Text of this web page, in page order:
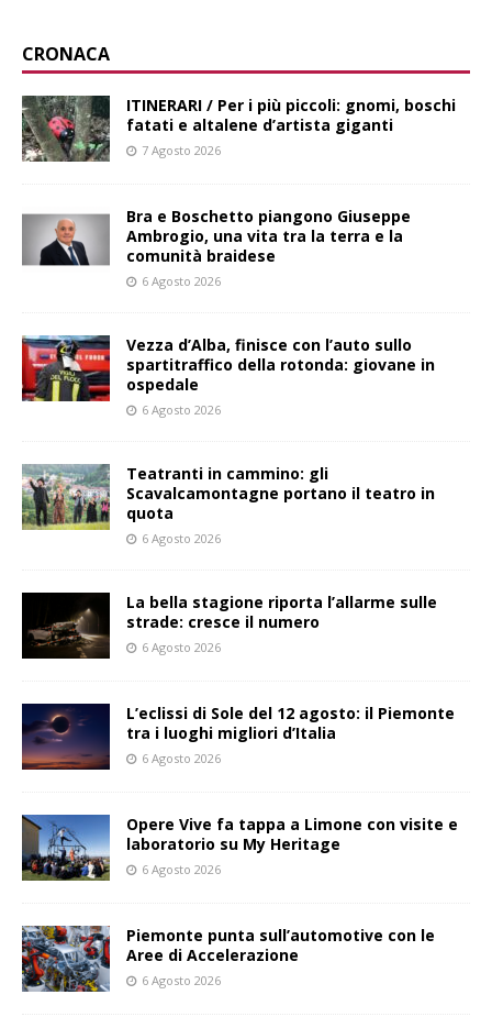
CRONACA
ITINERARI / Per i più piccoli: gnomi, boschi
fatati e altalene d’artista giganti
7 Agosto 2026
Bra e Boschetto piangono Giuseppe
Ambrogio, una vita tra la terra e la
comunità braidese
6 Agosto 2026
Vezza d’Alba, finisce con l’auto sullo
spartitraffico della rotonda: giovane in
ospedale
6 Agosto 2026
Teatranti in cammino: gli
Scavalcamontagne portano il teatro in
quota
6 Agosto 2026
La bella stagione riporta l’allarme sulle
strade: cresce il numero
6 Agosto 2026
L’eclissi di Sole del 12 agosto: il Piemonte
tra i luoghi migliori d’Italia
6 Agosto 2026
Opere Vive fa tappa a Limone con visite e
laboratorio su My Heritage
6 Agosto 2026
Piemonte punta sull’automotive con le
Aree di Accelerazione
6 Agosto 2026